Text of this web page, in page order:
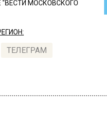
"ВЕСТИ МОСКОВСКОГО
ТЕЛЕГРАМ